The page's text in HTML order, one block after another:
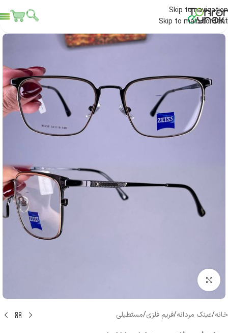
Skip to navigation
Skip to main content
بزرگنمایی تصویر
خانه/عینک مردانه/فریم فلزی/مستطیلی